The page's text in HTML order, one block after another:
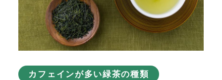
カフェインが多い緑茶の種類